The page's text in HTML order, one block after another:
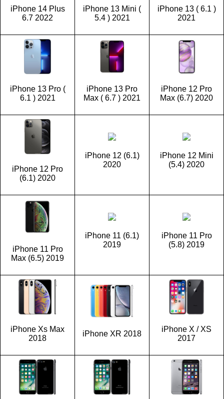
iPhone 14 Plus
6.7 2022
iPhone 13 Mini (
5.4 ) 2021
iPhone 13 ( 6.1 )
2021
iPhone 13 Pro (
6.1 ) 2021
iPhone 13 Pro
Max ( 6.7 ) 2021
iPhone 12 Pro
Max (6.7) 2020
iPhone 12 Pro
(6.1) 2020
iPhone 12 (6.1)
2020
iPhone 12 Mini
(5.4) 2020
iPhone 11 Pro
Max (6.5) 2019
iPhone 11 (6.1)
2019
iPhone 11 Pro
(5.8) 2019
iPhone Xs Max
2018
iPhone XR 2018
iPhone X / XS
2017